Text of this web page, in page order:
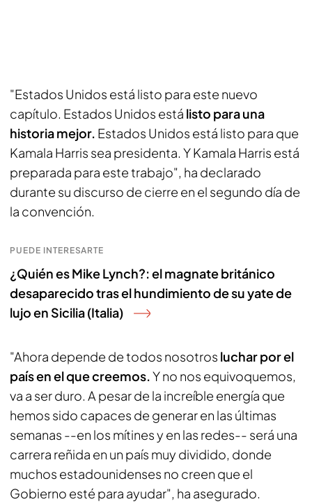
"Estados Unidos está listo para este nuevo
capítulo. Estados Unidos está listo para una
historia mejor. Estados Unidos está listo para que
Kamala Harris sea presidenta. Y Kamala Harris está
preparada para este trabajo", ha declarado
durante su discurso de cierre en el segundo día de
la convención.
PUEDE INTERESARTE
¿Quién es Mike Lynch?: el magnate británico
desaparecido tras el hundimiento de su yate de
lujo en Sicilia (Italia)
"Ahora depende de todos nosotros luchar por el
país en el que creemos.Y no nos equivoquemos,
va a ser duro. A pesar de la increíble energía que
hemos sido capaces de generar en las últimas
semanas --en los mítines y en las redes-- será una
carrera reñida en un país muy dividido, donde
muchos estadounidenses no creen que el
Gobierno esté para ayudar", ha asegurado.